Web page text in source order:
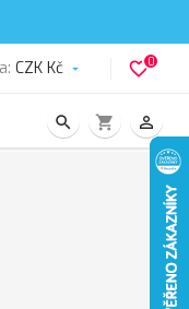
CZK Kč  favorite_border0
search shopping_cart person_outline